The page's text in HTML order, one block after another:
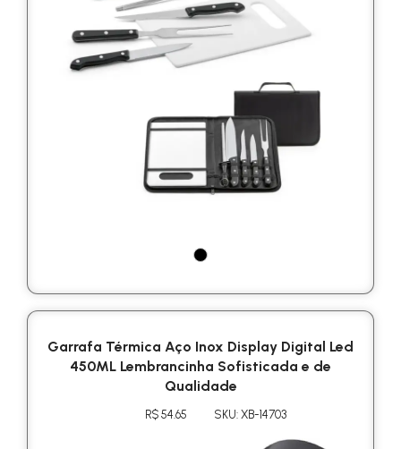
Garrafa Térmica Aço Inox Display Digital Led
450ML Lembrancinha Sofisticada e de
Qualidade
R$ 54.65 SKU: XB-14703